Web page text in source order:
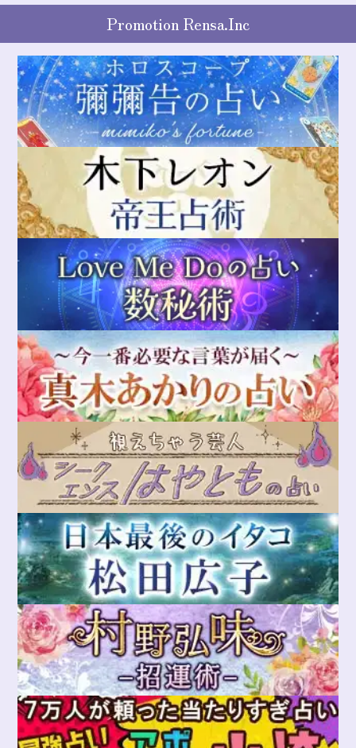
Promotion Rensa.Inc